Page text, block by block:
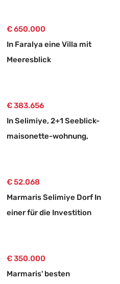
€ 650.000
In Faralya eine Villa mit
Meeresblick
€ 383.656
In Selimiye, 2+1 Seeblick-
maisonette-wohnung,
€ 52.068
Marmaris Selimiye Dorf In
einer für die Investition
€ 350.000
Marmaris' besten